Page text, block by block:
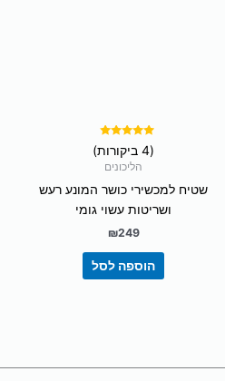
5.00
מתוך 5
(4 ביקורות)
הליכונים
שטיח למכשירי כושר המונע רעש
ושריטות עשוי גומי
₪249
הוספה לסל